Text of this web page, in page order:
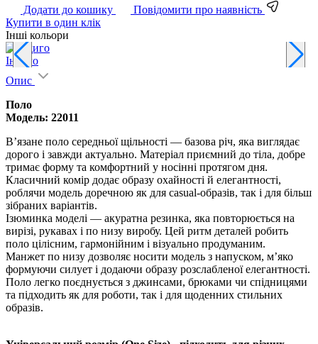
Додати до кошику
Повідомити про наявність
Купити в один клік
Інші кольори
Індиго
Опис
Поло
Модель: 22011
В’язане поло середньої щільності — базова річ, яка виглядає
дорого і завжди актуально. Матеріал приємний до тіла, добре
тримає форму та комфортний у носінні протягом дня.
Класичний комір додає образу охайності й елегантності,
роблячи модель доречною як для casual-образів, так і для більш
зібраних варіантів.
Ізюминка моделі — акуратна резинка, яка повторюється на
вирізі, рукавах і по низу виробу. Цей ритм деталей робить
поло цілісним, гармонійним і візуально продуманим.
Манжет по низу дозволяє носити модель з напуском, м’яко
формуючи силует і додаючи образу розслабленої елегантності.
Поло легко поєднується з джинсами, брюками чи спідницями
та підходить як для роботи, так і для щоденних стильних
образів.